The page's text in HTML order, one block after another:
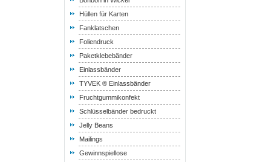
Hüllen für Karten
Fanklatschen
Foliendruck
Paketklebebänder
Einlassbänder
TYVEK ® Einlassbänder
Fruchtgummikonfekt
Schlüsselbänder bedruckt
Jelly Beans
Mailings
Gewinnspiellose